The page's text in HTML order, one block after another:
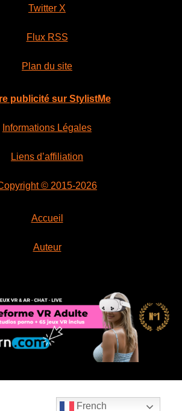
Twitter X
Flux RSS
Plan du site
publicité sur StylistMe
Informations Légales
Liens d’affiliation
© 2015-2026
Accueil
Auteur
French